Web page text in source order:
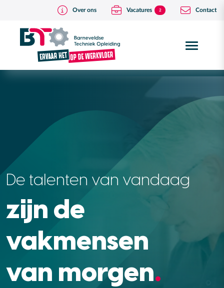
Over ons Vacatures 2 Contact
De talenten van vandaag
zijn de
vakmensen
van morgen.